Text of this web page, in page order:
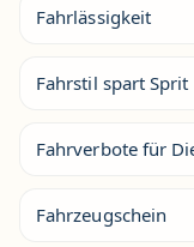
Fahrlässigkeit
Fahrstil spart Sprit
Fahrverbote für
Fahrzeugschein